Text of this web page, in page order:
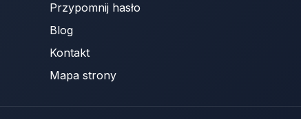
Przypomnij hasło
Blog
Kontakt
Mapa strony